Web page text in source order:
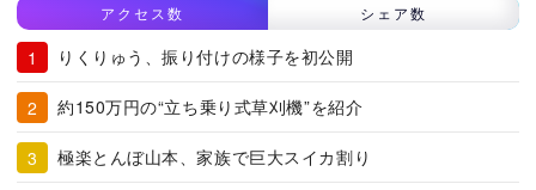
アクセス数 シェア数
りくりゅう、振り付けの様子を初公開
約150万円の“立ち乗り式草刈機”を紹介
極楽とんぼ山本、家族で巨大スイカ割り